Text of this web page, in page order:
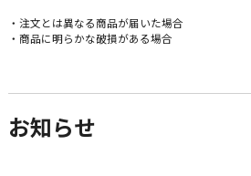
・注文とは異なる商品が届いた場合
・商品に明らかな破損がある場合
お知らせ